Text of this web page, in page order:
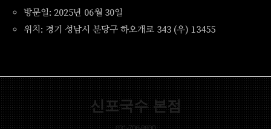
방문일: 2025년 06월 30일
위치: 경기 성남시 분당구 하오개로 343 (우) 13455